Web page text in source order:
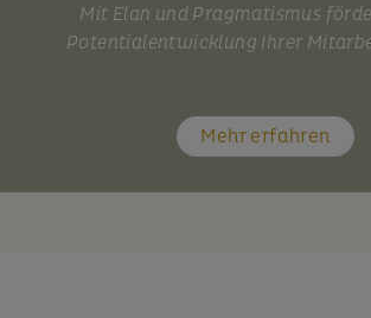
Mit Elan und Pragmatismus
Potentialentwicklung Ihrer
Mehr erfahren